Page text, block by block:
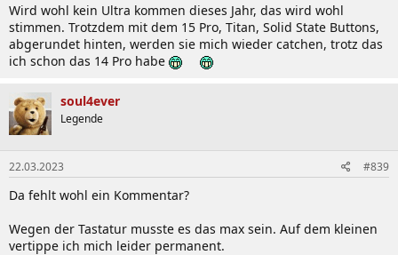
Wird wohl kein Ultra kommen dieses Jahr, das wird wohl
stimmen. Trotzdem mit dem 15 Pro, Titan, Solid State Buttons,
abgerundet hinten, werden sie mich wieder catchen, trotz das
ich schon das 14 Pro habe
soul4ever
Legende
22.03.2023 #839
Da fehlt wohl ein Kommentar?
Wegen der Tastatur musste es das max sein. Auf dem kleinen
vertippe ich mich leider permanent.